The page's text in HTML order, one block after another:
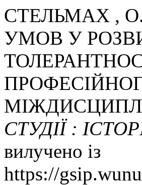
СТЕЛЬМАХ ,
УМОВ У
СТУДІЇ :
вилучено із
https://